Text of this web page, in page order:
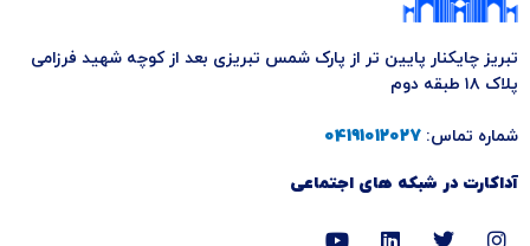
تبریز چایکنار پایین تر از پارک شمس تبریزی بعد از کوچه شهید فرزامی
پلاک ۱۸ طبقه دوم
شماره تماس:
آداکارت در شبکه های اجتماعی
I
T
L
Y